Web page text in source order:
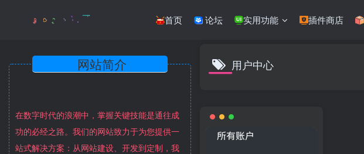
首页 论坛 实用功能 插件商店
在数字时代的浪潮中，掌握关键技能是通往成
功的必经之路。我们的网站致力于为您提供一
站式解决方案：从网站建设、开发到定制，我
用户中心